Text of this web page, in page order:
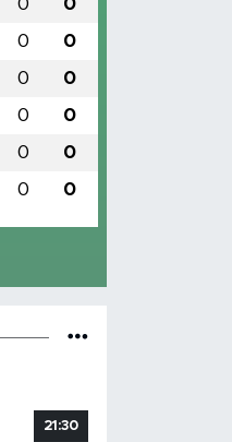
0 0
0 0
0 0
0 0
0 0
21:30